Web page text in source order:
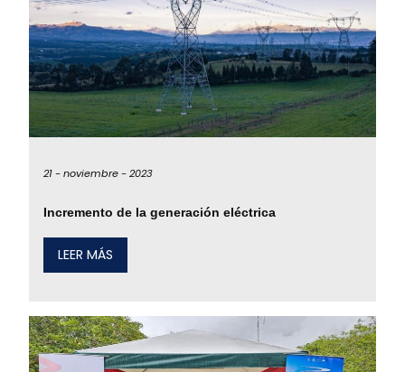
21 -noviembre -2023
Incremento de la generación eléctrica
LEER MÁS